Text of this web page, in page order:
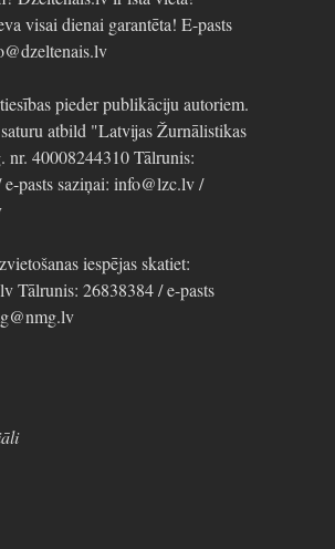
visai dienai garantēta! E-pasts
pieder publikāciju autoriem.
atbild "Latvijas Žurnālistikas
nr. 40008244310 Tālrunis:
pasts saziņai: info@lzc.lv /
iespējas skatiet:
Tālrunis: 26838384 / e-pasts